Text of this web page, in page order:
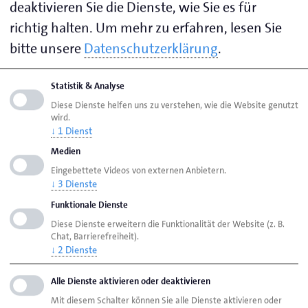
Auch „Geld-zurück-Garantien“ für den Fall der
mehrmaligen Aufforderungen nicht zurückerstattet
„Schauen Sie sich den Dienstleister und seinen
Angaben im Impressum mit denen im
Vermeiden Sie Vorkasse. Vereinbaren Sie lieber eine
Abschlägen oder eine Erfolgsprovision, die erst bei
fällig wird. Fragen Sie nach konkreten überprüfbaren
nach Erfahrungen“, so Frerichs.
deaktivieren Sie die Dienste, wie Sie es für
richtig halten. Um mehr zu erfahren, lesen Sie
bitte unsereDatenschutzerklärung.
Statistik & Analyse
Diese Dienste helfen uns zu verstehen, wie die Website genutzt
wird.
↓ 1 Dienst
Medien
Eingebettete Videos von externen Anbietern.
↓ 3 Dienste
Funktionale Dienste
Diese Dienste erweitern die Funktionalität der Website (z. B.
Chat, Barrierefreiheit).
↓ 2 Dienste
Alle Dienste aktivieren oder deaktivieren
Mit diesem Schalter können Sie alle Dienste aktivieren oder